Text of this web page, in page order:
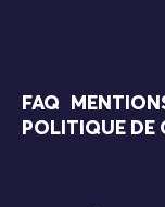
FAQ
POLITIQUE DE